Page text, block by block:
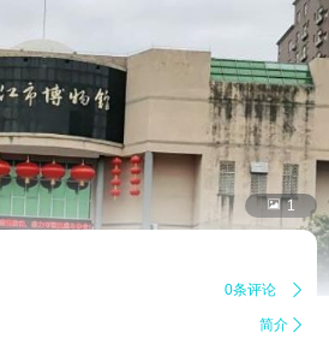
 1
0条评论 
简介 